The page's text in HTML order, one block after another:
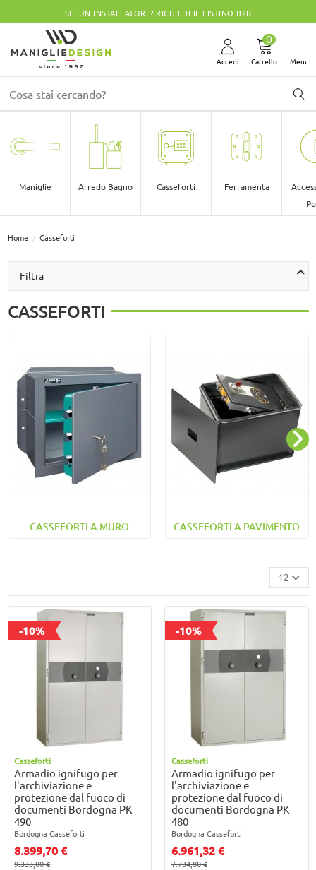
SEI UN INSTALLATORE? RICHIEDI IL LISTINO B2B
Accedi
0
Carrello Menu
Maniglie Arredo Bagno Casseforti Ferramenta
Home Casseforti
CASSEFORTI
CASSEFORTI A MURO CASSEFORTI A PAVIMENTO
12
-10%
Casseforti
Armadio ignifugo per
l'archiviazione e
protezione dal fuoco di
documenti Bordogna PK
490
Bordogna Casseforti
8.399,70 €
9.333,00 €
-10%
Casseforti
Armadio ignifugo per
l'archiviazione e
protezione dal fuoco di
documenti Bordogna PK
480
Bordogna Casseforti
6.961,32 €
7.734,80 €
Filtra